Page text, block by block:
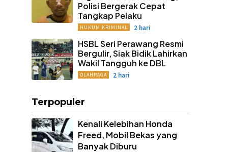
Polisi Bergerak Cepat
Tangkap Pelaku
HUKUM KRIMINAL 2 hari
HSBL Seri Perawang Resmi
Bergulir, Siak Bidik Lahirkan
Wakil Tangguh ke DBL
OLAHRAGA 2 hari
Terpopuler
Kenali Kelebihan Honda
Freed, Mobil Bekas yang
Banyak Diburu